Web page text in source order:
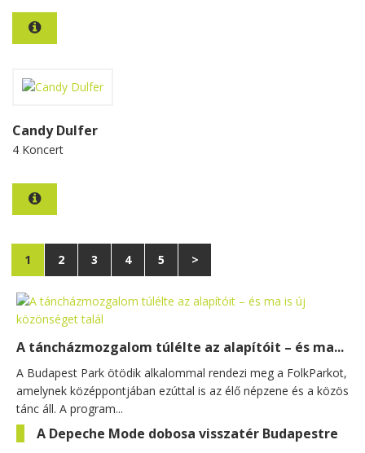
Candy Dulfer
4 Koncert
1 2 3 4 5 >
A táncházmozgalom túlélte az alapítóit – és ma...
A Budapest Park ötödik alkalommal rendezi meg a FolkParkot,
amelynek középpontjában ezúttal is az élő népzene és a közös
tánc áll. A program...
A Depeche Mode dobosa visszatér Budapestre